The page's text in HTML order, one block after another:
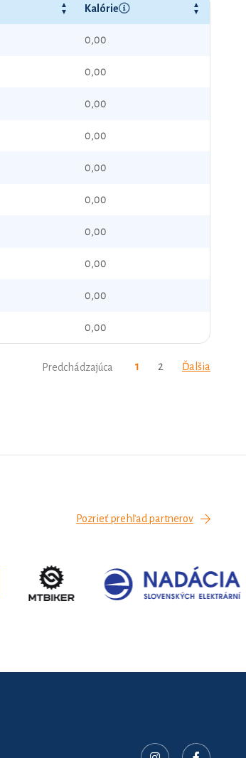
Kalórie
0,00
0,00
0,00
0,00
0,00
0,00
0,00
0,00
0,00
0,00
Predchádzajúca 1 2 Ďalšia
Pozrieť prehľad partnerov